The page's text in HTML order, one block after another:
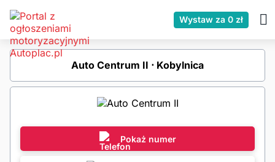
Wystaw za 0 zł
Auto Centrum II ⋅ Kobylnica
Pokaż numer